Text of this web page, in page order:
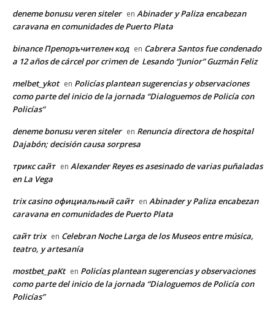
deneme bonusu veren siteler en Abinader y Paliza encabezan
caravana en comunidades de Puerto Plata
binance Препоръчителен код en Cabrera Santos fue condenado
a 12 años de cárcel por crimen de Lesando “Junior” Guzmán Feliz
melbet_ykot en Policías plantean sugerencias y observaciones
como parte del inicio de la jornada “Dialoguemos de Policía con
Policías”
deneme bonusu veren siteler en Renuncia directora de hospital
Dajabón; decisión causa sorpresa
трикс сайт en Alexander Reyes es asesinado de varias puñaladas
en La Vega
trix casino официальный сайт en Abinader y Paliza encabezan
caravana en comunidades de Puerto Plata
сайт trix en Celebran Noche Larga de los Museos entre música,
teatro, y artesanía
mostbet_paKt en Policías plantean sugerencias y observaciones
como parte del inicio de la jornada “Dialoguemos de Policía con
Policías”